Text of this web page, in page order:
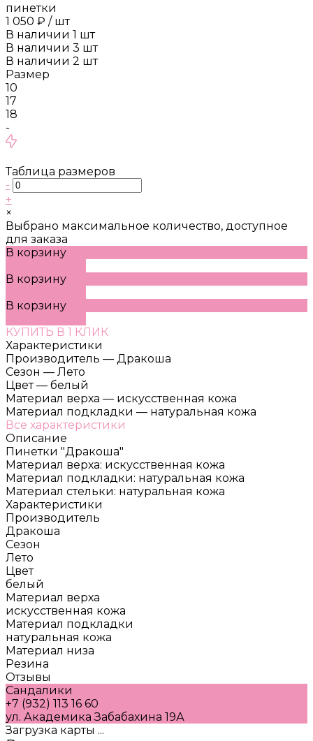
пинетки
1 050 ₽ / шт
В наличии 1 шт
В наличии 3 шт
В наличии 2 шт
Размер
10
17
18
-
Таблица размеров
-
+
×
Выбрано максимальное количество, доступное
для заказа
В корзину
В корзину
В корзину
КУПИТЬ В 1 КЛИК
Характеристики
Производитель — Дракоша
Сезон — Лето
Цвет — белый
Материал верха — искусственная кожа
Материал подкладки — натуральная кожа
Все характеристики
Описание
Пинетки "Дракоша"
Материал верха: искусственная кожа
Материал подкладки: натуральная кожа
Материал стельки: натуральная кожа
Характеристики
Производитель
Дракоша
Сезон
Лето
Цвет
белый
Материал верха
искусственная кожа
Материал подкладки
натуральная кожа
Материал низа
Резина
Отзывы
Сандалики
+7 (932) 113 16 60
ул. Академика Забабахина 19А
Загрузка карты ...